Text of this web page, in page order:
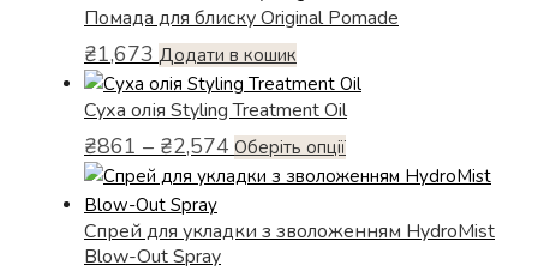
Параметри
можна
вибрати
на
товару
Помада для блиску Original Pomade
₴1,673 Додати в кошик
Суха олія Styling Treatment Oil
₴861 – ₴2,574 Діапазон
цін:
від
₴861
до
Оберіть опціїЦей
товар
кілька
Спрей для укладки з зволоженням HydroMist
Blow-Out Spray